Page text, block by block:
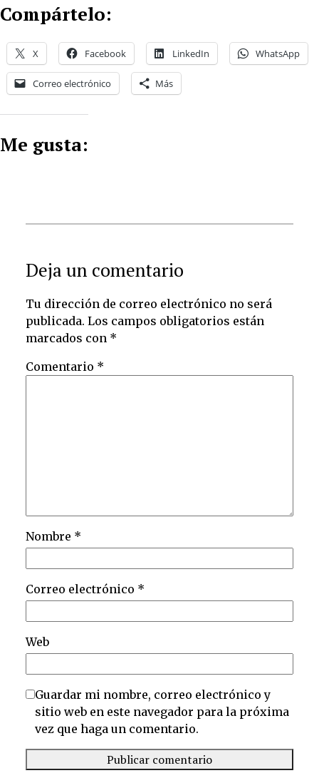
Compártelo:
X Facebook LinkedIn WhatsApp
Correo electrónico Más
Me gusta:
Deja un comentario
Tu dirección de correo electrónico no será
publicada. Los campos obligatorios están
marcados con *
Comentario *
Nombre *
Correo electrónico *
Web
Guardar mi nombre, correo electrónico y
sitio web en este navegador para la próxima
vez que haga un comentario.